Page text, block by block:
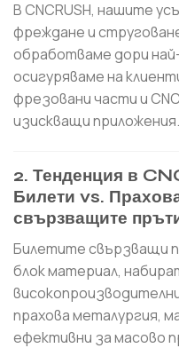
В CNCRUSH, нашите
фреждане и
обработваме дори
осигуряваме на
фрезовани части и
изискващи приложения.
2. Тенденция в
Билети vs.
свързващите
Билетите свързващи
блок материал,
прахова металургия,
ефективни за масово